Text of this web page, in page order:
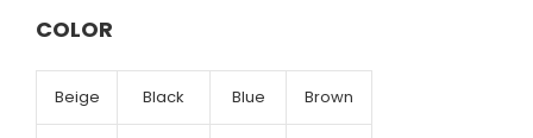
COLOR
Beige Black Blue Brown